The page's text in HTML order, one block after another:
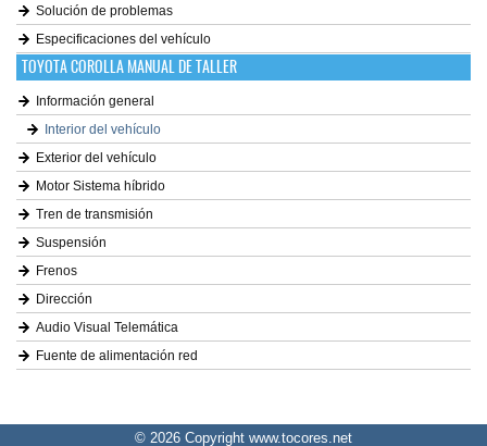
Solución de problemas
Especificaciones del vehículo
TOYOTA COROLLA MANUAL DE TALLER
Información general
Interior del vehículo
Exterior del vehículo
Motor Sistema híbrido
Tren de transmisión
Suspensión
Frenos
Dirección
Audio Visual Telemática
Fuente de alimentación red
© 2026 Copyright www.tocores.net